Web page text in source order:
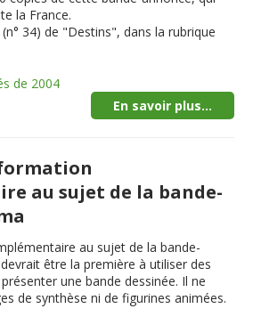
la France.
34) de "Destins", dans la rubrique
de 2004
En savoir plus...
au sujet de la bande-
au sujet de la bande-
être la première à utiliser des
une bande dessinée. Il ne
de synthèse ni de figurines animées.